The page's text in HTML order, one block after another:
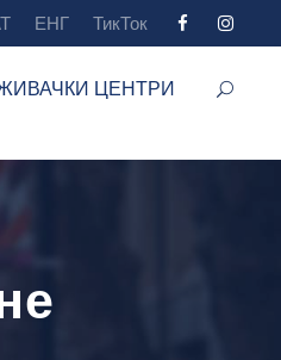
ЕНГ ТикТок
ЦЕНТРИ